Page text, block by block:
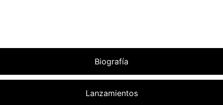
Biografía
Lanzamientos